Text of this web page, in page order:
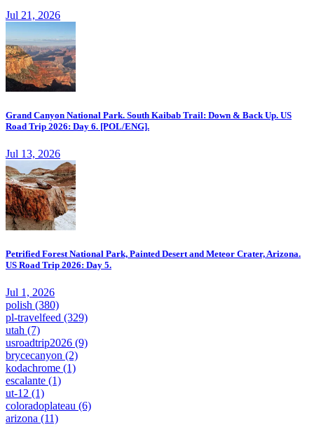
Jul 21, 2026
Grand Canyon National Park. South Kaibab Trail: Down & Back Up. US
Road Trip 2026: Day 6. [POL/ENG].
Jul 13, 2026
Petrified Forest National Park, Painted Desert and Meteor Crater, Arizona.
US Road Trip 2026: Day 5.
Jul 1, 2026
polish (380)
pl-travelfeed (329)
utah (7)
usroadtrip2026 (9)
brycecanyon (2)
kodachrome (1)
escalante (1)
ut-12 (1)
coloradoplateau (6)
arizona (11)